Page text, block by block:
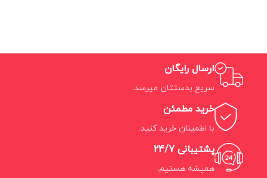
ارسال رایگان
سریع بدستتان میرسد.
خرید مطمئن
با اطمینان خرید کنید.
پشتیبانی 24/7
همیشه هستیم.